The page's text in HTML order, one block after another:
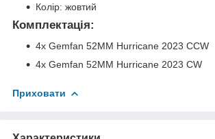
Колір: жовтий
Комплектація:
4x Gemfan 52MM Hurricane 2023 CCW
4x Gemfan 52MM Hurricane 2023 CW
Приховати